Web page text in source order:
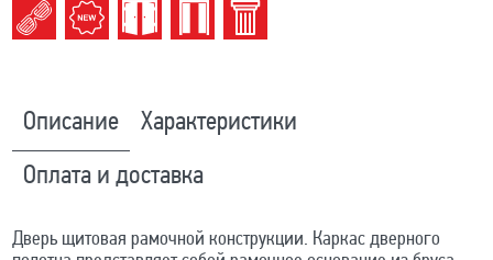
Описание Характеристики
Оплата и доставка
Дверь щитовая рамочной конструкции. Каркас дверного